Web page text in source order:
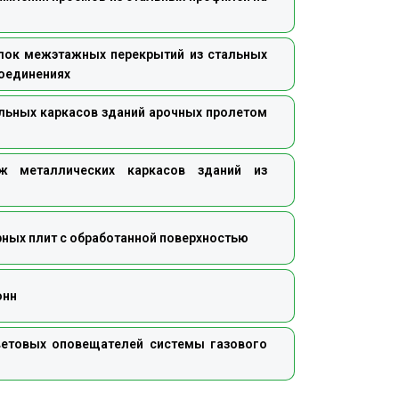
межэтажных перекрытий из стальных
каркасов зданий арочных пролетом
каркасов зданий из
плит с обработанной поверхностью
оповещателей системы газового